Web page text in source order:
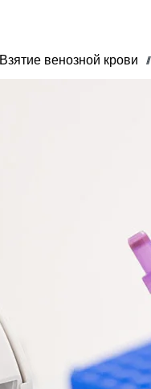
Взятие венозной крови ///